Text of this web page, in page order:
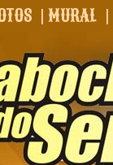
| MURAL |